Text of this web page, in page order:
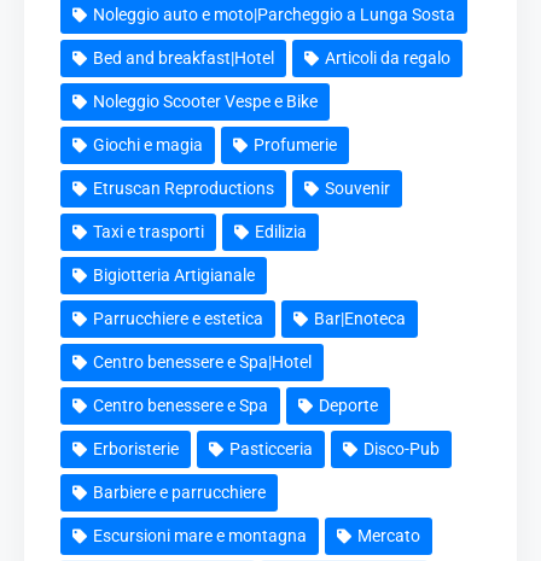
Noleggio auto e moto|Parcheggio a Lunga Sosta
Bed and breakfast|Hotel Articoli da regalo
Noleggio Scooter Vespe e Bike
Giochi e magia Profumerie
Etruscan Reproductions Souvenir
Taxi e trasporti Edilizia
Bigiotteria Artigianale
Parrucchiere e estetica Bar|Enoteca
Centro benessere e Spa|Hotel
Centro benessere e Spa Deporte
Erboristerie Pasticceria Disco-Pub
Barbiere e parrucchiere
Escursioni mare e montagna Mercato